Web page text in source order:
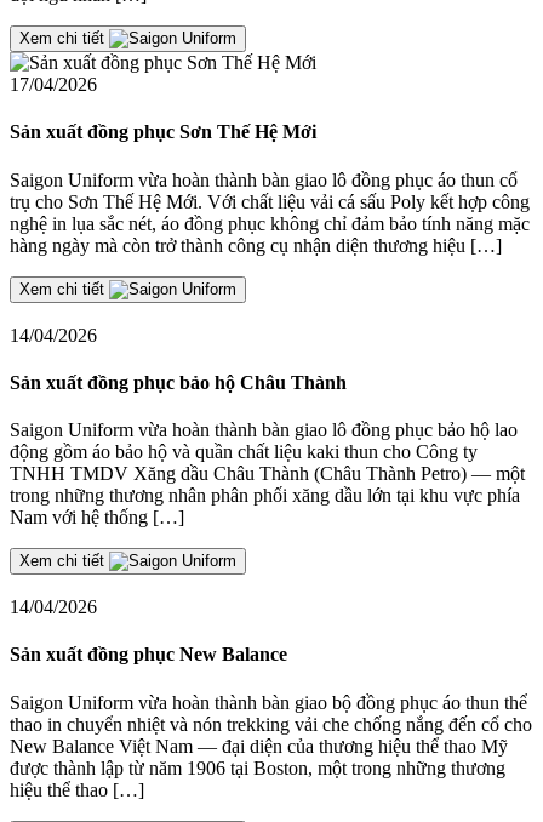
Xem chi tiết
17/04/2026
Sản xuất đồng phục Sơn Thế Hệ Mới
Saigon Uniform vừa hoàn thành bàn giao lô đồng phục áo thun cổ
trụ cho Sơn Thế Hệ Mới. Với chất liệu vải cá sấu Poly kết hợp công
nghệ in lụa sắc nét, áo đồng phục không chỉ đảm bảo tính năng mặc
hàng ngày mà còn trở thành công cụ nhận diện thương hiệu […]
Xem chi tiết
14/04/2026
Sản xuất đồng phục bảo hộ Châu Thành
Saigon Uniform vừa hoàn thành bàn giao lô đồng phục bảo hộ lao
động gồm áo bảo hộ và quần chất liệu kaki thun cho Công ty
TNHH TMDV Xăng dầu Châu Thành (Châu Thành Petro) — một
trong những thương nhân phân phối xăng dầu lớn tại khu vực phía
Nam với hệ thống […]
Xem chi tiết
14/04/2026
Sản xuất đồng phục New Balance
Saigon Uniform vừa hoàn thành bàn giao bộ đồng phục áo thun thể
thao in chuyển nhiệt và nón trekking vải che chống nắng đến cổ cho
New Balance Việt Nam — đại diện của thương hiệu thể thao Mỹ
được thành lập từ năm 1906 tại Boston, một trong những thương
hiệu thể thao […]